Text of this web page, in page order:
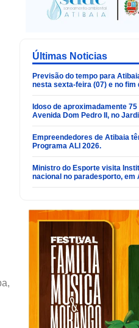
Últimas Noticias
Previsão do tempo para
nesta sexta-feira (07) e no fim
Idoso de aproximadamente
Avenida Dom Pedro II, no
Empreendedores de Atibaia
Programa ALI 2026.
Ministro do Esporte visita
nacional no paradesporto, em